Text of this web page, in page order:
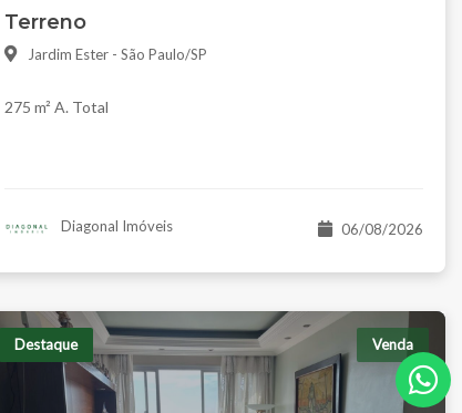
Terreno
Jardim Ester - São Paulo/SP
275 m² A. Total
Diagonal Imóveis 06/08/2026
Destaque Venda